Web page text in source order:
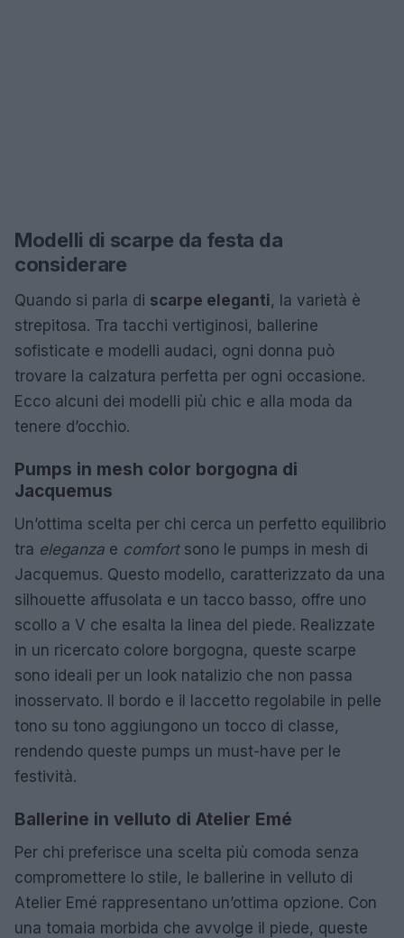
Modelli di scarpe da festa da
considerare
Quando si parla di scarpe eleganti, la varietà è
strepitosa. Tra tacchi vertiginosi, ballerine
sofisticate e modelli audaci, ogni donna può
trovare la calzatura perfetta per ogni occasione.
Ecco alcuni dei modelli più chic e alla moda da
tenere d’occhio.
Pumps in mesh color borgogna di
Jacquemus
Un’ottima scelta per chi cerca un perfetto equilibrio
tra eleganza e comfortsono le pumps in mesh di
Jacquemus. Questo modello, caratterizzato da una
silhouette affusolata e un tacco basso, offre uno
scollo a V che esalta la linea del piede. Realizzate
in un ricercato colore borgogna, queste scarpe
sono ideali per un look natalizio che non passa
inosservato. Il bordo e il laccetto regolabile in pelle
tono su tono aggiungono un tocco di classe,
rendendo queste pumps un must-have per le
festività.
Ballerine in velluto di Atelier Emé
Per chi preferisce una scelta più comoda senza
compromettere lo stile, le ballerine in velluto di
Atelier Emé rappresentano un’ottima opzione. Con
una tomaia morbida che avvolge il piede, queste